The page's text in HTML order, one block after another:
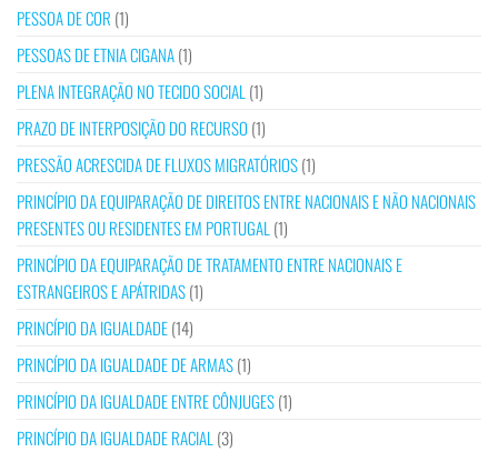
PESSOA DE COR (1)
PESSOAS DE ETNIA CIGANA(1)
PLENA INTEGRAÇÃO NO TECIDO SOCIAL (1)
PRAZO DE INTERPOSIÇÃO DO RECURSO (1)
PRESSÃO ACRESCIDA DE FLUXOS MIGRATÓRIOS(1)
PRINCÍPIO DA EQUIPARAÇÃO DE DIREITOS ENTRE NACIONAIS E NÃO NACIONAIS
PRESENTES OU RESIDENTES EM PORTUGAL (1)
PRINCÍPIO DA EQUIPARAÇÃO DE TRATAMENTO ENTRE NACIONAIS E
ESTRANGEIROS E APÁTRIDAS(1)
PRINCÍPIO DA IGUALDADE(14)
PRINCÍPIO DA IGUALDADE DE ARMAS(1)
PRINCÍPIO DA IGUALDADE ENTRE CÔNJUGES(1)
PRINCÍPIO DA IGUALDADE RACIAL (3)